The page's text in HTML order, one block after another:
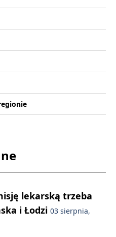
lekarską trzeba
i Łodzi 03 sierpnia,